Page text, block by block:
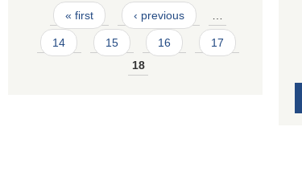
Pages
« first ‹ previous
14 15 16
17
18